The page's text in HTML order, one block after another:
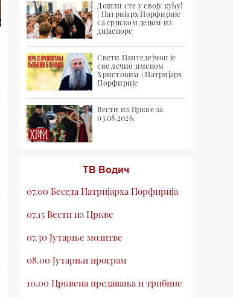
Дошли сте у своју кућу!
| Патријарх Порфирије
са српском децом из
дијаспоре
Свети Пантелејмон је
све лечио именом
Христовим | Патријарх
Порфирије
Вести из Цркве за
03.08.2026.
ТВ Водич
07.00 Беседа Патријарха Порфирија
07.15 Вести из Цркве
07.30 Јутарње молитве
08.00 Јутарњи програм
10.00 Црквена предавања и трибине